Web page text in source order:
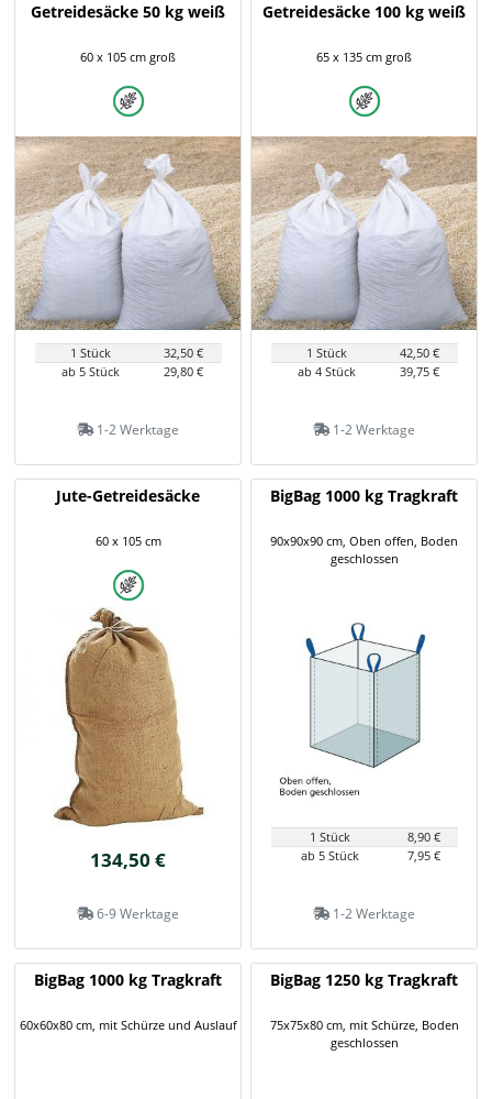
Getreidesäcke 50 kg weiß
60 x 105 cm groß
1 Stück
32,50 €
ab 5 Stück
29,80 €
1-2 Werktage
Getreidesäcke 100 kg weiß
65 x 135 cm groß
1 Stück
42,50 €
ab 4 Stück
39,75 €
1-2 Werktage
Jute-Getreidesäcke
60 x 105 cm
134,50 €
6-9 Werktage
BigBag 1000 kg Tragkraft
90x90x90 cm, Oben offen, Boden
geschlossen
1 Stück
8,90 €
ab 5 Stück
7,95 €
1-2 Werktage
BigBag 1000 kg Tragkraft
60x60x80 cm, mit Schürze und Auslauf
BigBag 1250 kg Tragkraft
75x75x80 cm, mit Schürze, Boden
geschlossen